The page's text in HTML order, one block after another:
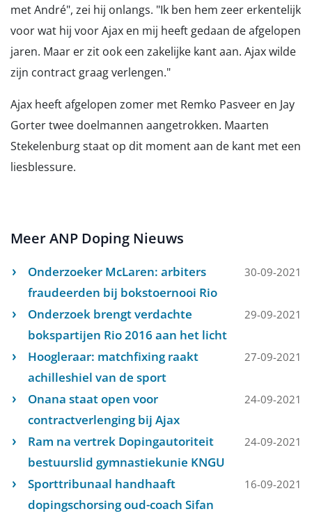
met André", zei hij onlangs. "Ik ben hem zeer erkentelijk
voor wat hij voor Ajax en mij heeft gedaan de afgelopen
jaren. Maar er zit ook een zakelijke kant aan. Ajax wilde
zijn contract graag verlengen."
Ajax heeft afgelopen zomer met Remko Pasveer en Jay
Gorter twee doelmannen aangetrokken. Maarten
Stekelenburg staat op dit moment aan de kant met een
liesblessure.
Meer ANP Doping Nieuws
Onderzoeker McLaren: arbiters
fraudeerden bij bokstoernooi Rio
30-09-2021
Onderzoek brengt verdachte
bokspartijen Rio 2016 aan het licht
29-09-2021
Hoogleraar: matchfixing raakt
achilleshiel van de sport
27-09-2021
Onana staat open voor
contractverlenging bij Ajax
24-09-2021
Ram na vertrek Dopingautoriteit
bestuurslid gymnastiekunie KNGU
24-09-2021
Sporttribunaal handhaaft
dopingschorsing oud-coach Sifan
16-09-2021